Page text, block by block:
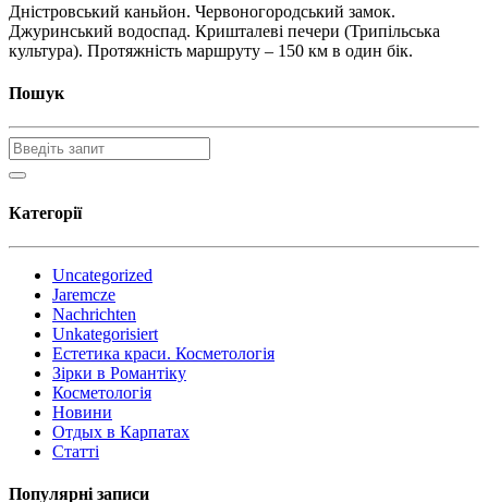
Дністровський каньйон. Червоногородський замок.
Джуринський водоспад. Кришталеві печери (Трипільська
культура). Протяжність маршруту – 150 км в один бік.
Пошук
Категорії
Uncategorized
Jaremcze
Nachrichten
Unkategorisiert
Естетика краси. Косметологія
Зірки в Романтіку
Косметологія
Новини
Отдых в Карпатах
Статті
Популярні записи